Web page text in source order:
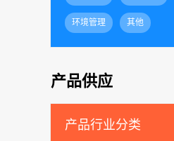
环境管理 其他
产品供应
产品行业分类